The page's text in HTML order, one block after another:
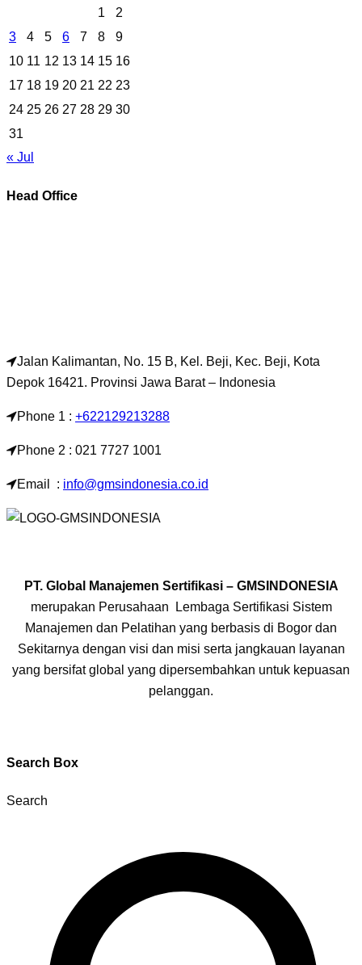
1
2
3
4 5 6 7 8
9
10 11 12 13 14 15 16
17 18 19 20 21 22 23
24 25 26 27 28 29 30
31
« Jul
Head Office
Jalan Kalimantan, No. 15 B, Kel. Beji, Kec. Beji, Kota
Depok 16421. Provinsi Jawa Barat – Indonesia
Phone 1 : +622129213288
Phone 2 : 021 7727 1001
Email : info@gmsindonesia.co.id
PT. Global Manajemen Sertifikasi – GMSINDONESIA
merupakan Perusahaan Lembaga Sertifikasi Sistem
Manajemen dan Pelatihan yang berbasis di Bogor dan
Sekitarnya dengan visi dan misi serta jangkauan layanan
yang bersifat global yang dipersembahkan untuk kepuasan
pelanggan.
Search Box
Search